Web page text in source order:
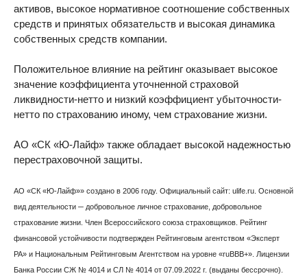
активов, высокое нормативное соотношение собственных
средств и принятых обязательств и высокая динамика
собственных средств компании.
Положительное влияние на рейтинг оказывает высокое
значение коэффициента уточненной страховой
ликвидности-нетто и низкий коэффициент убыточности-
нетто по страхованию иному, чем страхование жизни.
АО «СК «Ю-Лайф» также обладает высокой надежностью
перестраховочной защиты.
АО «СК «Ю-Лайф»» создано в 2006 году. Официальный сайт: ulife.ru. Основной
вид деятельности ─ добровольное личное страхование, добровольное
страхование жизни. Член Всероссийского союза страховщиков. Рейтинг
финансовой устойчивости подтвержден Рейтинговым агентством «Эксперт
РА» и Национальным Рейтинговым Агентством на уровне «ruBBB+». Лицензии
Банка России СЖ № 4014 и СЛ № 4014 от 07.09.2022 г. (выданы бессрочно).